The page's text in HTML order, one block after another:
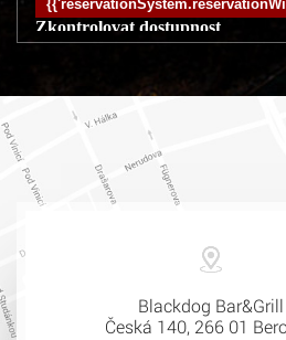
Blackdog Bar&Grill
Česká 140, 266 01